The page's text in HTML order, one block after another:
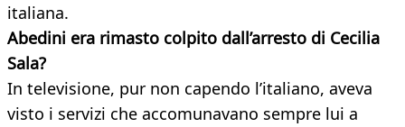
italiana.
Abedini era rimasto colpito dall’arresto di Cecilia
Sala?
In televisione, pur non capendo l’italiano, aveva
visto i servizi che accomunavano sempre lui a